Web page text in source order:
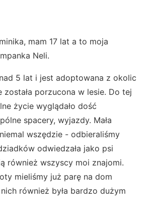
mam 17 lat a to moja
Neli.
5 lat i jest adoptowana z okolic
została porzucona w lesie. Do tej
życie wyglądało dość
spacery, wyjazdy. Mała
wszędzie - odbieraliśmy
odwiedzała jako psi
również wszyscy moi znajomi.
mieliśmy już parę na dom
również była bardzo dużym